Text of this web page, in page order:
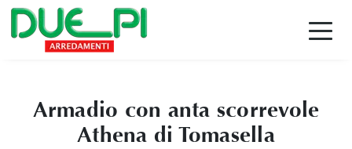
Armadio con anta scorrevole
Athena di Tomasella